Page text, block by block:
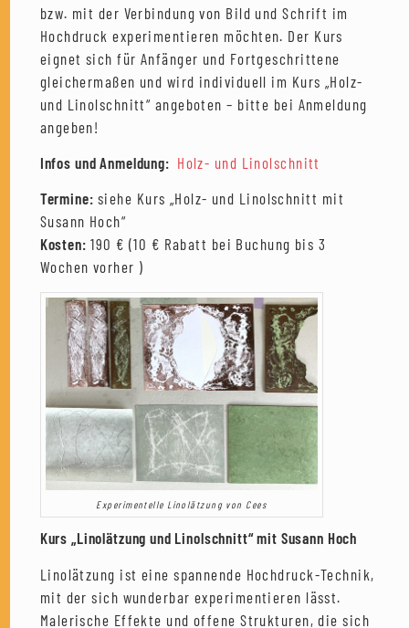
bzw. mit der Verbindung von Bild und Schrift im
Hochdruck experimentieren möchten. Der Kurs
eignet sich für Anfänger und Fortgeschrittene
gleichermaßen und wird individuell im Kurs „Holz-
und Linolschnitt“ angeboten – bitte bei Anmeldung
angeben!
Infos und Anmeldung: Holz- und Linolschnitt
Termine: siehe Kurs „Holz- und Linolschnitt mit
Susann Hoch“
Kosten: 190 € (10 € Rabatt bei Buchung bis 3
Wochen vorher )
Experimentelle Linolätzung von Cees
Kurs „Linolätzung und Linolschnitt“ mit Susann Hoch
Linolätzung ist eine spannende Hochdruck-Technik,
mit der sich wunderbar experimentieren lässt.
Malerische Effekte und offene Strukturen, die sich